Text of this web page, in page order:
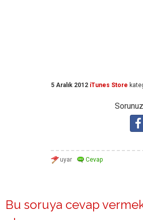
5 Aralık 2012 iTunes Store
Bu soruya cevap